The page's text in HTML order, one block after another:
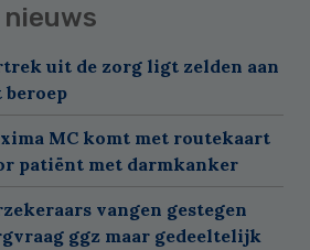
uit de zorg ligt zelden aan
beroep
MC komt met routekaart
patiënt met darmkanker
vangen gestegen
ggz maar gedeeltelijk